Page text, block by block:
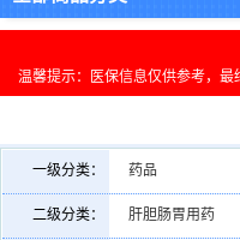
温馨提示：医保信息仅供参考，最
一级分类： 药品
二级分类： 肝胆肠胃用药